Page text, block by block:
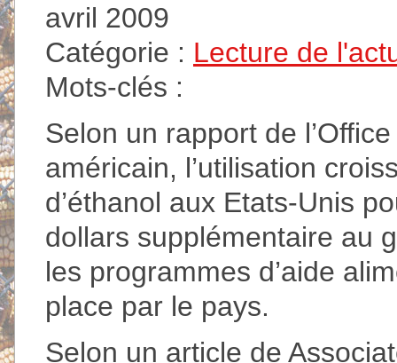
avril 2009
Catégorie : Lecture de
Mots-clés :
Selon un rapport de
américain, l’utilisation
d’éthanol aux Etats-Unis
dollars supplémentaire au
les programmes d’aide
place par le pays.
Selon un article de